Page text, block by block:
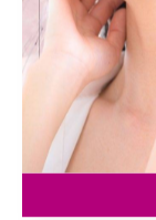
れてしまった
効果が感じられ
初は信頼できる
るのが安心です
耳つぼの効